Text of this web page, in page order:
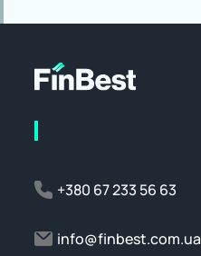
+380 67 233 56 63
info@finbest.com.ua